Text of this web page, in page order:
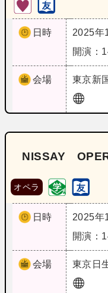
日時
2025年
開演：
会場 東京新
NISSAY
オペラ
日時
2025年
開演：
会場 東京 日